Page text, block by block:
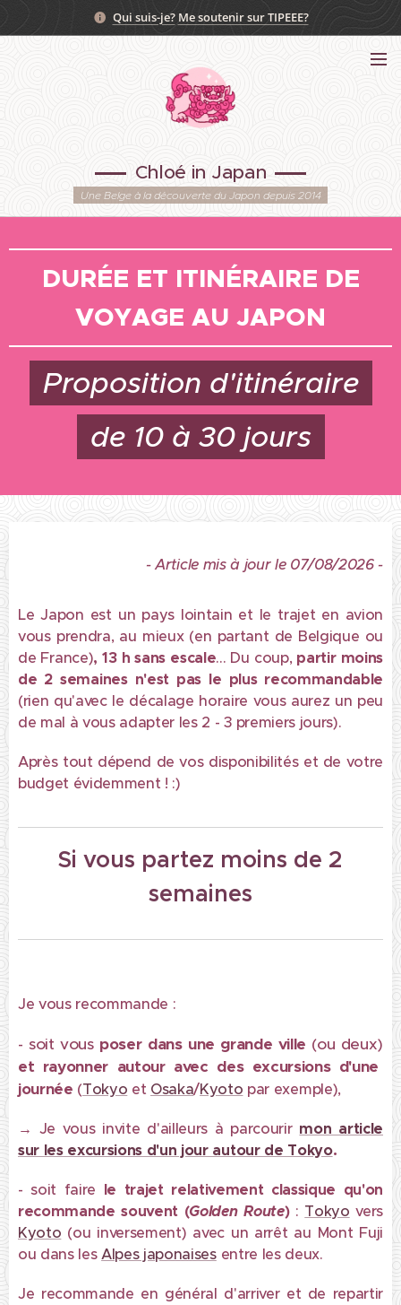
Qui suis-je? Me soutenir sur TIPEEE?
Chloé in Japan
Une Belge à la découverte du Japon depuis 2014
DURÉE ET ITINÉRAIRE DE
VOYAGE AU JAPON
Proposition d'itinéraire
de 10 à 30 jours
- Article mis à jour le 07/08/2026 -
Le Japon est un pays lointain et le trajet en avion
vous prendra, au mieux (en partant de Belgique ou
de France), 13 h sans escale... Du coup, partir moins
de 2 semaines n'est pas le plus recommandable
(rien qu'avec le décalage horaire vous aurez un peu
de mal à vous adapter les 2 - 3 premiers jours).
Après tout dépend de vos disponibilités et de votre
budget évidemment ! :)
Si vous partez moins de 2
semaines
Je vous recommande :
-soit vous poser dans une grande ville (ou deux)
et rayonner autour avec des excursions d'une
journée (Tokyo et Osaka/Kyoto par exemple),
→ Je vous invite d'ailleurs à parcourir mon article
sur les excursions d'un jour autour de Tokyo.
- soit faire le trajet relativement classique qu'on
recommande souvent (Golden Route) : Tokyo vers
Kyoto (ou inversement) avec un arrêt au Mont Fuji
ou dans lesAlpes japonaisesentre les deux.
Je recommande en général d'arriver et de repartir